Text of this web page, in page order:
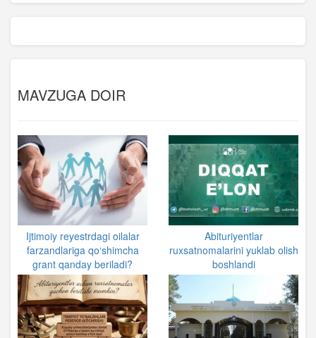
MAVZUGA DOIR
Ijtimoiy reyestrdagi oilalar
farzandlariga qo‘shimcha
grant qanday beriladi?
Abituriyentlar
ruxsatnomalarini yuklab olish
boshlandi